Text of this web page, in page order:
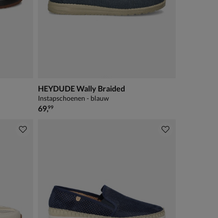
HEYDUDE Wally Braided
Instapschoenen - blauw
€ 69,99
69,99